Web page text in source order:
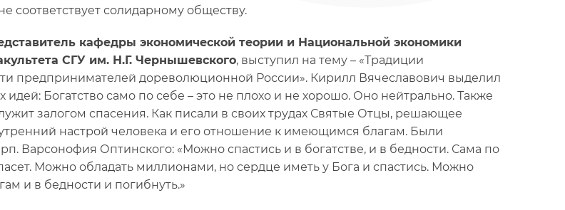
соответствует солидарному обществу.
кафедры экономической теории и Национальной экономики
СГУ им. Н.Г. Чернышевского, выступил на тему – «Традиции
предпринимателей дореволюционной России». Кирилл Вячеславович выделил
идей: Богатство само по себе – это не плохо и не хорошо. Оно нейтрально. Также
залогом спасения. Как писали в своих трудах Святые Отцы, решающее
настрой человека и его отношение к имеющимся благам. Были
Варсонофия Оптинского: «Можно спастись и в богатстве, и в бедности. Сама по
Можно обладать миллионами, но сердце иметь у Бога и спастись. Можно
и в бедности и погибнуть.»